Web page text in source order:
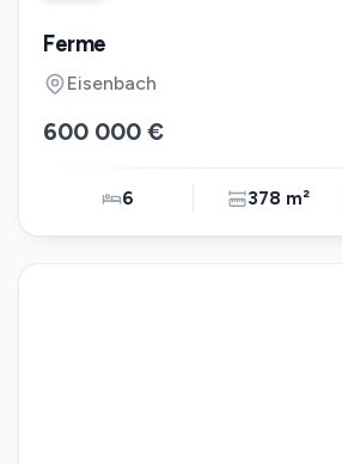
Ferme
Eisenbach
600 000 €
6 378 m²